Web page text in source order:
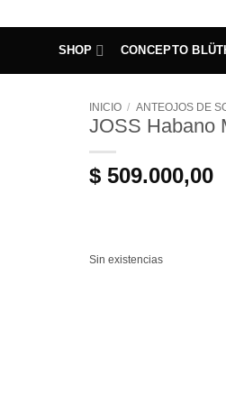
SHOP CONCEPTO
INICIO / ANTEOJOS DE
JOSS Habano
$509.000,00
Sin existencias